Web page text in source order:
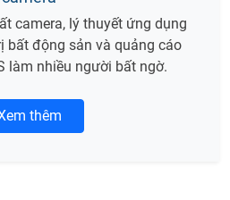
camera, lý thuyết ứng dụng
bất động sản và quảng cáo
làm nhiều người bất ngờ.
thêm